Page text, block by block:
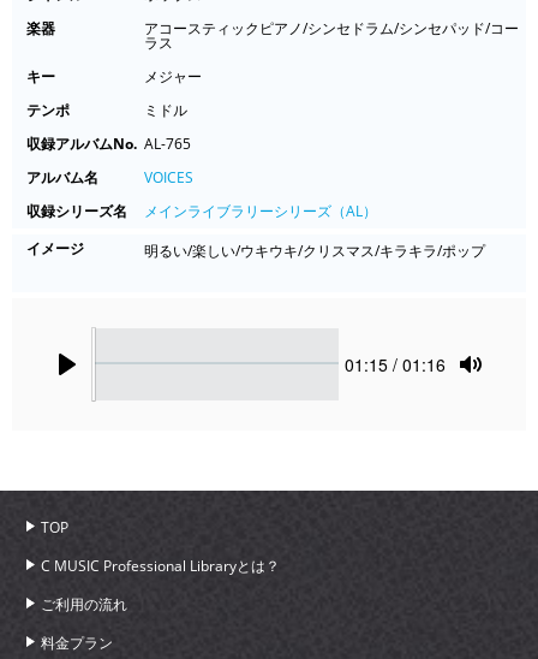
楽器
アコースティックピアノ/シンセドラム/シンセパッド/コー
ラス
キー
メジャー
テンポ
ミドル
収録アルバムNo. AL-765
アルバム名
VOICES
収録シリーズ名
メインライブラリーシリーズ（AL）
イメージ
明るい/楽しい/ウキウキ/クリスマス/キラキラ/ポップ
Current
01:15 / 01:16
TOP
C MUSIC Professional Libraryとは？
ご利用の流れ
料金プラン